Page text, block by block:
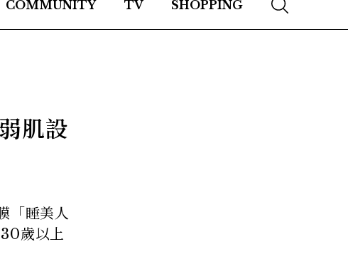
COMMUNITY TV SHOPPING
肌設
「睡美人
歲以上